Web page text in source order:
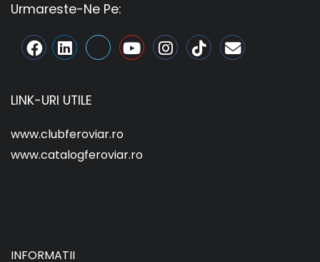
Urmareste-Ne Pe:
LINK-URI UTILE
www.clubferoviar.ro
www.catalogferoviar.ro
INFORMATII